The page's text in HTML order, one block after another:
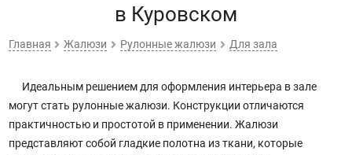
в Куровском
Главная Жалюзи Рулонные жалюзи Для зала
Идеальным решением для оформления интерьера в зале
могут стать рулонные жалюзи. Конструкции отличаются
практичностью и простотой в применении. Жалюзи
представляют собой гладкие полотна из ткани, которые